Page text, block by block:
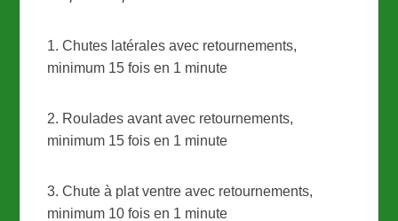
1. Chutes latérales avec retournements,
minimum 15 fois en 1 minute
2. Roulades avant avec retournements,
minimum 15 fois en 1 minute
3. Chute à plat ventre avec retournements,
minimum 10 fois en 1 minute